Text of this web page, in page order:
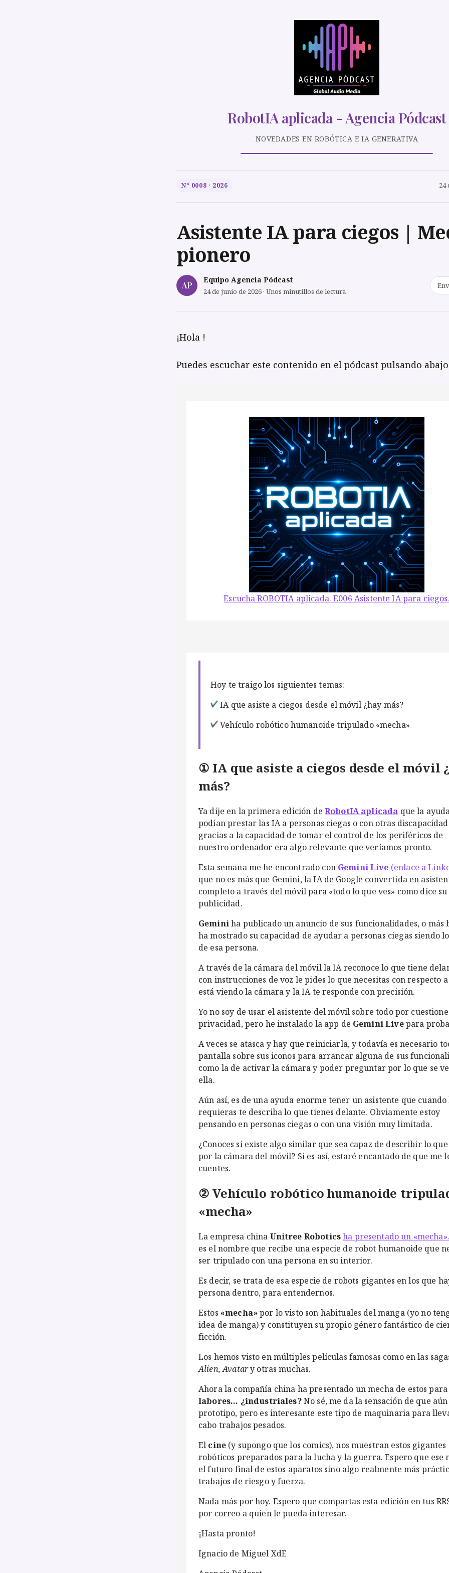
RobotIA aplicada - Agencia Pódcast
NOVEDADES EN ROBÓTICA E IA GENERATIVA
Nº 0008 · 2026 24
Asistente IA para ciegos |
pionero
AP
Equipo Agencia Pódcast
24 de junio de 2026 · Unos minutillos de lectura
¡Hola !
Puedes escuchar este contenido en el pódcast pulsando
Escucha ROBOTIA aplicada. E006 Asistente IA para
Hoy te traigo los siguientes temas:
IA que asiste a ciegos desde el móvil ¿hay más?
Vehículo robótico humanoide tripulado «mecha»
① IA que asiste a ciegos desde el móvil
más?
Ya dije en la primera edición de RobotIA aplicada que la
podían prestar las IA a personas ciegas o con otras
gracias a la capacidad de tomar el control de los periféricos de
nuestro ordenador era algo relevante que veríamos pronto.
Esta semana me he encontrado con Gemini Live (enlace a
que no es más que Gemini, la IA de Google convertida en
completo a través del móvil para «todo lo que ves» como dice su
publicidad.
Geminiha publicado un anuncio de sus funcionalidades, o más
ha mostrado su capacidad de ayudar a personas ciegas siendo
de esa persona.
A través de la cámara del móvil la IA reconoce lo que tiene
con instrucciones de voz le pides lo que necesitas con respecto
está viendo la cámara y la IA te responde con precisión.
Yo no soy de usar el asistente del móvil sobre todo por
privacidad, pero he instalado la app de Gemini Livepara
A veces se atasca y hay que reiniciarla, y todavía es necesario
pantalla sobre sus iconos para arrancar alguna de sus
como la de activar la cámara y poder preguntar por lo que se
ella.
Aún así, es de una ayuda enorme tener un asistente que cuando
requieras te describa lo que tienes delante. Obviamente estoy
pensando en personas ciegas o con una visión muy limitada.
¿Conoces si existe algo similar que sea capaz de describir lo que
por la cámara del móvil? Si es así, estaré encantado de que me
cuentes.
② Vehículo robótico humanoide
«mecha»
La empresa china Unitree Roboticsha presentado un «mecha».
es el nombre que recibe una especie de robot humanoide que
ser tripulado con una persona en su interior.
Es decir, se trata de esa especie de robots gigantes en los que
persona dentro, para entendernos.
Estos «mecha»por lo visto son habituales del manga (yo no
idea de manga) y constituyen su propio género fantástico de
ficción.
Los hemos visto en múltiples películas famosas como en las
Alien, Avatary otras muchas.
Ahora la compañía china ha presentado un mecha de estos para
labores... ¿industriales?No sé, me da la sensación de que
prototipo, pero es interesante este tipo de maquinaria para
cabo trabajos pesados.
El cine (y supongo que los comics), nos muestran estos gigantes
robóticos preparados para la lucha y la guerra. Espero que ese
el futuro final de estos aparatos sino algo realmente más
trabajos de riesgo y fuerza.
Nada más por hoy. Espero que compartas esta edición en tus
por correo a quien le pueda interesar.
¡Hasta pronto!
Ignacio de Miguel XdE